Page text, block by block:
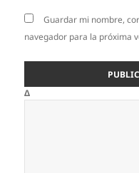
Guardar mi nombre,
navegador para la próxima
Δ